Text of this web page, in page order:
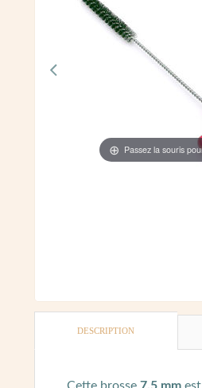
Passez la souris
DESCRIPTION